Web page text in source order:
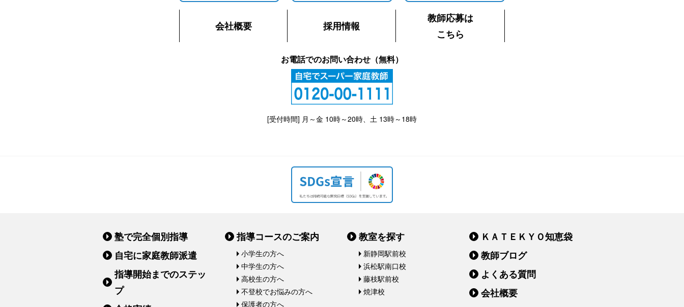
会社概要 採用情報
教師応募は
こちら
お電話でのお問い合わせ（無料）
[受付時間] 月～金 10時～20時、土 13時～18時
塾で完全個別指導
自宅に家庭教師派遣
指導開始までのステッ
プ
指導コースのご案内
小学生の方へ
中学生の方へ
高校生の方へ
不登校でお悩みの方へ
保護者の方へ
教室を探す
新静岡駅前校
浜松駅南口校
藤枝駅前校
焼津校
ＫＡＴＥＫＹＯ知恵袋
教師ブログ
よくある質問
会社概要